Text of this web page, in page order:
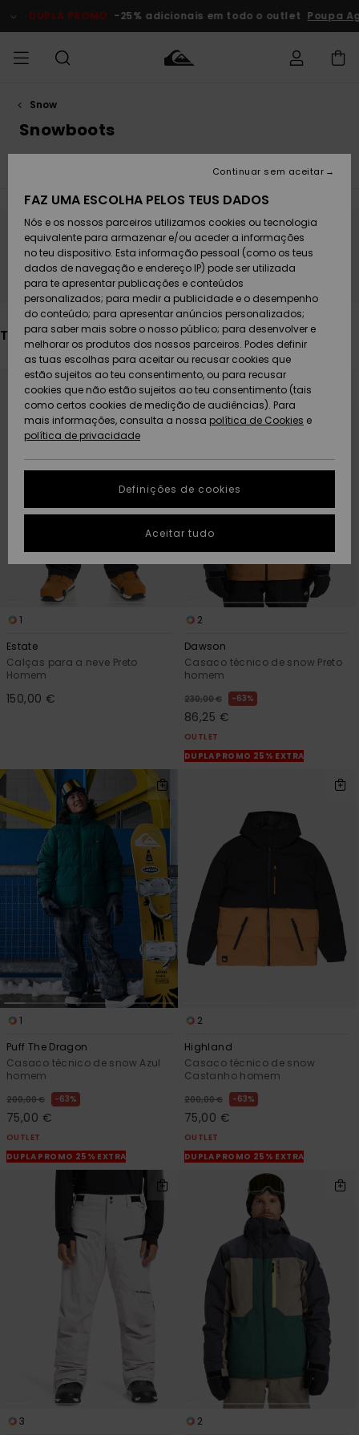
da
produtos
PROMO -25% adicionais em todo o outlet Poupa Agora
HOMEM
Calçado e
chinelos
Surfe/água
Snow
Artigos
recém-
chegados
Coleções
MENINO
Calçado e
chinelos
Surfe/água
Neve
Artigos
recém-
chegados
Highlights
MULHER
chegados
Highlights
Snow
SURF
Crianças
Highlights
Community
SNOW
Artigos
Criança
Snow Shop
Feminino
Highlights
Community
DUPLA
PROMO
Criança
Outlet
Mulher
AJUDA
Devoluções
Pagamento
Cartão
presente
Quiksilver
Freedom
Protecção de
dados
Guia de
tamanhos
conversa para
obteres a
resposta mais
rápida à tua
pergunta.
Iniciar uma
Encontra
perguntas
frequentes e o
formulário de
contacto.
Consultar
as FAQ
SUSTAINABILITY
PRESENTE
LISTA DE
DESEJO
Snow
Snowboots
Calças para a Neve Polar-
Fica atento/a, os produtos voltam em
breve
Também poderás gostar
Avançar
procurar
critérios
filtragem
Avançar
ordenar
1
Estate
Calças para a neve Preto
Homem
150,00 €
2
Dawson
Casaco técnico de snow Preto
homem
230,00 € 63%
86,25 €
OUTLET
DUPLA PROMO 25% EXTRA
1
Puff The Dragon
Casaco técnico de snow Azul
homem
200,00 € 63%
75,00 €
OUTLET
DUPLA PROMO 25% EXTRA
2
Highland
Casaco técnico de snow
Castanho homem
200,00 € 63%
75,00 €
OUTLET
DUPLA PROMO 25% EXTRA
3
2
FAZ UMA ESCOLHA PELOS TEUS DADOS
Nós e os nossos parceiros utilizamos cookies ou tecnologia
equivalente para armazenar e/ou aceder a informações
no teu dispositivo. Esta informação pessoal (como os teus
dados de navegação e endereço IP) pode ser utilizada
para te apresentar publicações e conteúdos
personalizados; para medir a publicidade e o desempenho
do conteúdo; para apresentar anúncios personalizados;
para saber mais sobre o nosso público; para desenvolver e
melhorar os produtos dos nossos parceiros. Podes definir
as tuas escolhas para aceitar ou recusar cookies que
estão sujeitos ao teu consentimento, ou para recusar
cookies que não estão sujeitos ao teu consentimento (tais
como certos cookies de medição de audiências). Para
mais informações, consulta a nossa política de Cookies e
política de privacidade
Definições de cookies
Continuar sem aceitar
Aceitar tudo